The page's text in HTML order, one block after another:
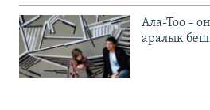
Ала-Тоо –
аралык